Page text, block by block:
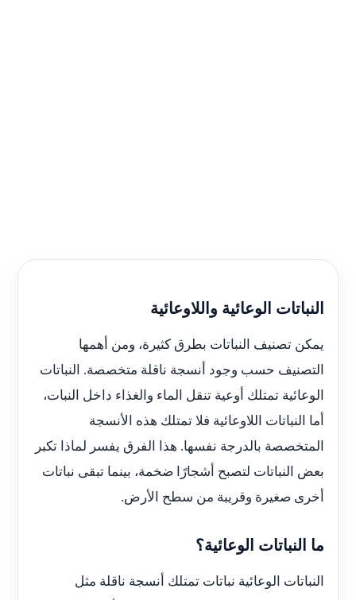
النباتات الوعائية واللاوعائية
يمكن تصنيف النباتات بطرق كثيرة، ومن أهمها
التصنيف حسب وجود أنسجة ناقلة متخصصة. النباتات
الوعائية تمتلك أوعية تنقل الماء والغذاء داخل النبات،
أما النباتات اللاوعائية فلا تمتلك هذه الأنسجة
المتخصصة بالدرجة نفسها. هذا الفرق يفسر لماذا تكبر
بعض النباتات لتصبح أشجارًا ضخمة، بينما تبقى نباتات
أخرى صغيرة وقريبة من سطح الأرض.
ما النباتات الوعائية؟
النباتات الوعائية نباتات تمتلك أنسجة ناقلة مثل